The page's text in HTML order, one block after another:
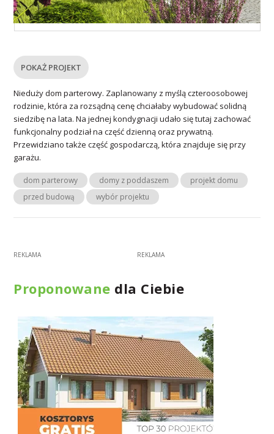
POKAŻ PROJEKT
Nieduży dom parterowy. Zaplanowany z myślą czteroosobowej
rodzinie, która za rozsądną cenę chciałaby wybudować solidną
siedzibę na lata. Na jednej kondygnacji udało się tutaj zachować
funkcjonalny podział na część dzienną oraz prywatną.
Przewidziano także część gospodarczą, która znajduje się przy
garażu.
dom parterowy domy z poddaszem
projekt domu
przed budową
wybór projektu
Proponowane dla Ciebie